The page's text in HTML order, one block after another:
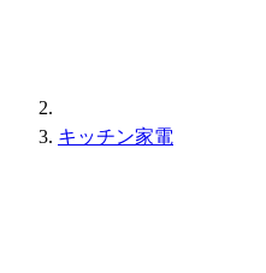
キッチン家電